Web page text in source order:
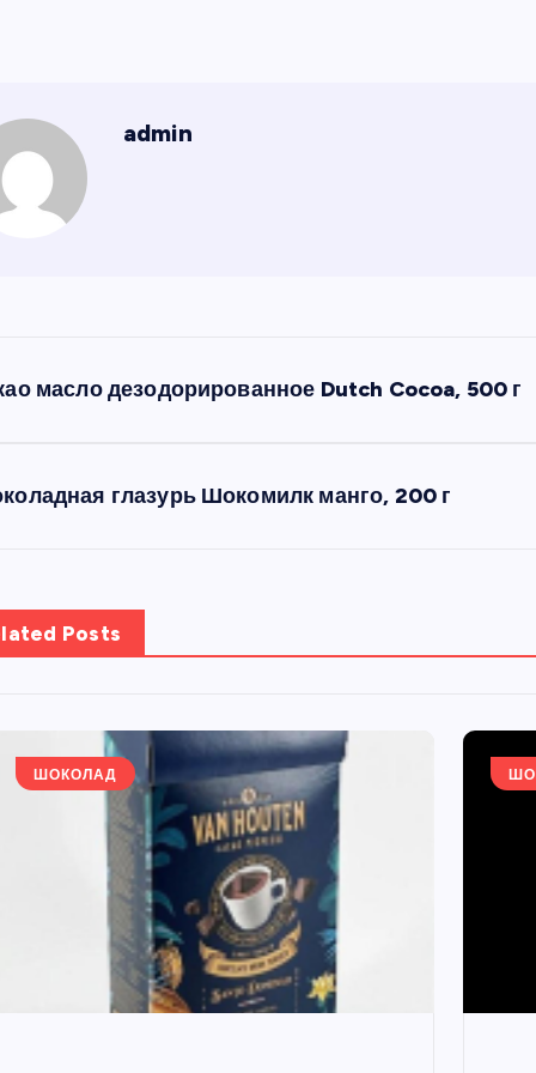
admin
масло дезодорированное Dutch Cocoa, 500 г
глазурь Шокомилк манго, 200 г
Posts
ШОКОЛАД